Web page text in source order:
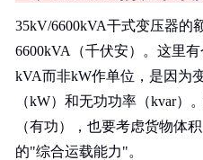
35kV/6600kVA干式变压器的
6600kVA（千伏安）。这里
kVA而非kW作单位，是因为
（kW）和无功功率（kvar）
（有功），也要考虑货物体
的"综合运载能力"。